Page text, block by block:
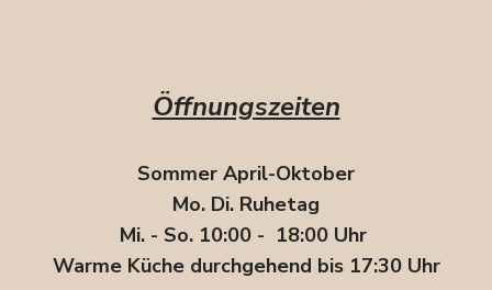
Öffnungszeiten
Sommer April-Oktober
Mo. Di. Ruhetag
Mi. - So. 10:00 - 18:00 Uhr
Warme Küche durchgehend bis 17:30 Uhr